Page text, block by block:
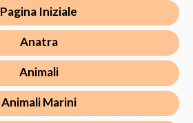
Pagina Iniziale
Anatra
Animali
Animali Marini